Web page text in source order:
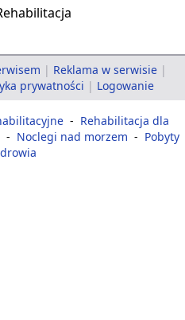
| Reklama w serwisie |
prywatności | Logowanie
- Rehabilitacja dla
- Noclegi nad morzem - Pobyty